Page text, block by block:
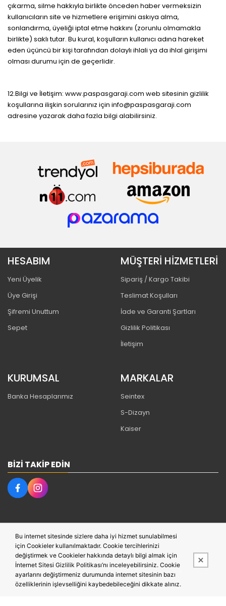
çıkarma, silme hakkıyla birlikte önceden haber vermeksizin
kullanıcıların site ve hizmetlere erişimini askıya alma,
sonlandırma, üyeliği iptal etme hakkını (zorunlu olmamakla
birlikte) saklı tutar. Bu kural, koşulların kullanıcı adına hareket
eden üçüncü bir kişi tarafından dolaylı ihlali ya da ihlal girişimi
olması durumu için de geçerlidir.
12.Bilgi ve İletişim: www.paspasgaraji.com web sitesinin gizlilik
koşullarına ilişkin sorularınız için info@paspasgaraji.com
adresine yazarak daha fazla bilgi alabilirsiniz.
HESABIM
Yeni Üyelik
Üye Girişi
Şifremi Unuttum
Sepet
MÜŞTERİ HİZMETLERİ
Sipariş / Kargo Takibi
Teslimat Koşulları
İade ve Garanti Şartları
Gizlilik Politikası
İletişim
KURUMSAL
Banka Hesaplarımız
MARKALAR
Seintex
S-Dizayn
Kaiser
BIZI TAKIP EDIN
Bu site,PobolEti®Entegre E-ticaret Sistemi ile hazırlanmıştır.
Bu internet sitesinde sizlere daha iyi hizmet sunulabilmesi
için Cookieler kullanılmaktadır. Cookie tercihlerinizi
değiştirmek ve Cookieler hakkında detaylı bilgi almak için
İnternet Sitesi Gizlilik Politikası’nı inceleyebilirsiniz. Cookie
ayarlarını değiştirmeniz durumunda internet sitesinin bazı
özelliklerinin işlevselliğini kaybedebileceğini dikkate alınız.